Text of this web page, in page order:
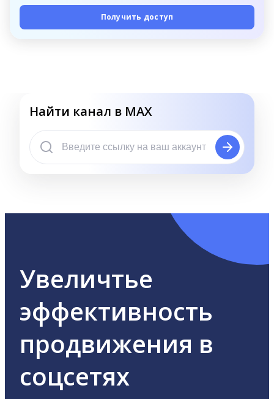
Получить доступ
Найти канал в MAX
Увеличтье
эффективность
продвижения в
соцсетях